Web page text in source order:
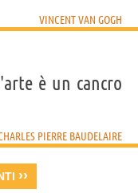
VINCENT VAN GOGH
è un cancro
PIERRE BAUDELAIRE
››